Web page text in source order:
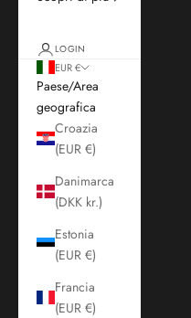
LOGIN
EUR €
Paese/Area
geografica
Croazia
(EUR €)
Danimarca
(DKK kr.)
Estonia
(EUR €)
Francia
(EUR €)